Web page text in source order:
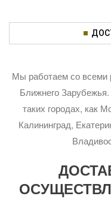
Мы работаем со всеми
Ближнего
таких городах, как
Калининград,